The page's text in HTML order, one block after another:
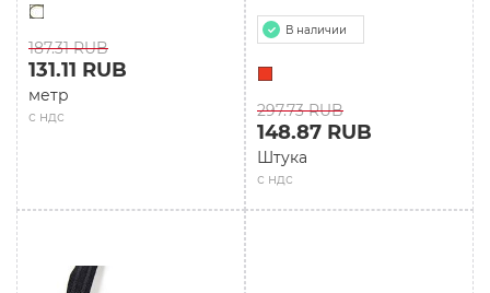
187.31 RUB
с ндс
131.11 RUB
метр
В наличии
297.73 RUB
с ндс
148.87 RUB
Штука